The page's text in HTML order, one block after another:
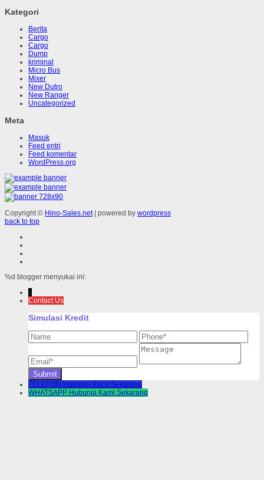
Kategori
Berita
Cargo
Cargo
Dump
kriminal
Micro Bus
Mixer
New Dutro
New Ranger
Uncategorized
Meta
Masuk
Feed entri
Feed komentar
WordPress.org
Copyright © Hino-Sales.net| powered by wordpress
back to top
%d blogger menyukai ini:
↓
Contact Us
Simulasi Kredit
TELEPON Hubungi Kami Sekarang
WHATSAPP Hubungi Kami Sekarang